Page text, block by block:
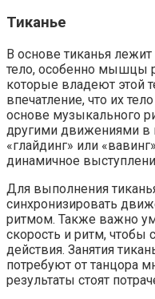
Тиканье
В основе тиканья
тело, особенно мышцы
которые владеют этой
впечатление, что их
основе музыкального
другими движениями в
«глайдинг» или
динамичное
Для выполнения
синхронизировать
ритмом. Также важно
скорость и ритм, чтобы
действия. Занятия
потребуют от танцора
результаты стоят